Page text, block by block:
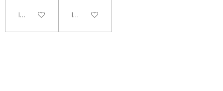
In winkelwagen In winkelwagen